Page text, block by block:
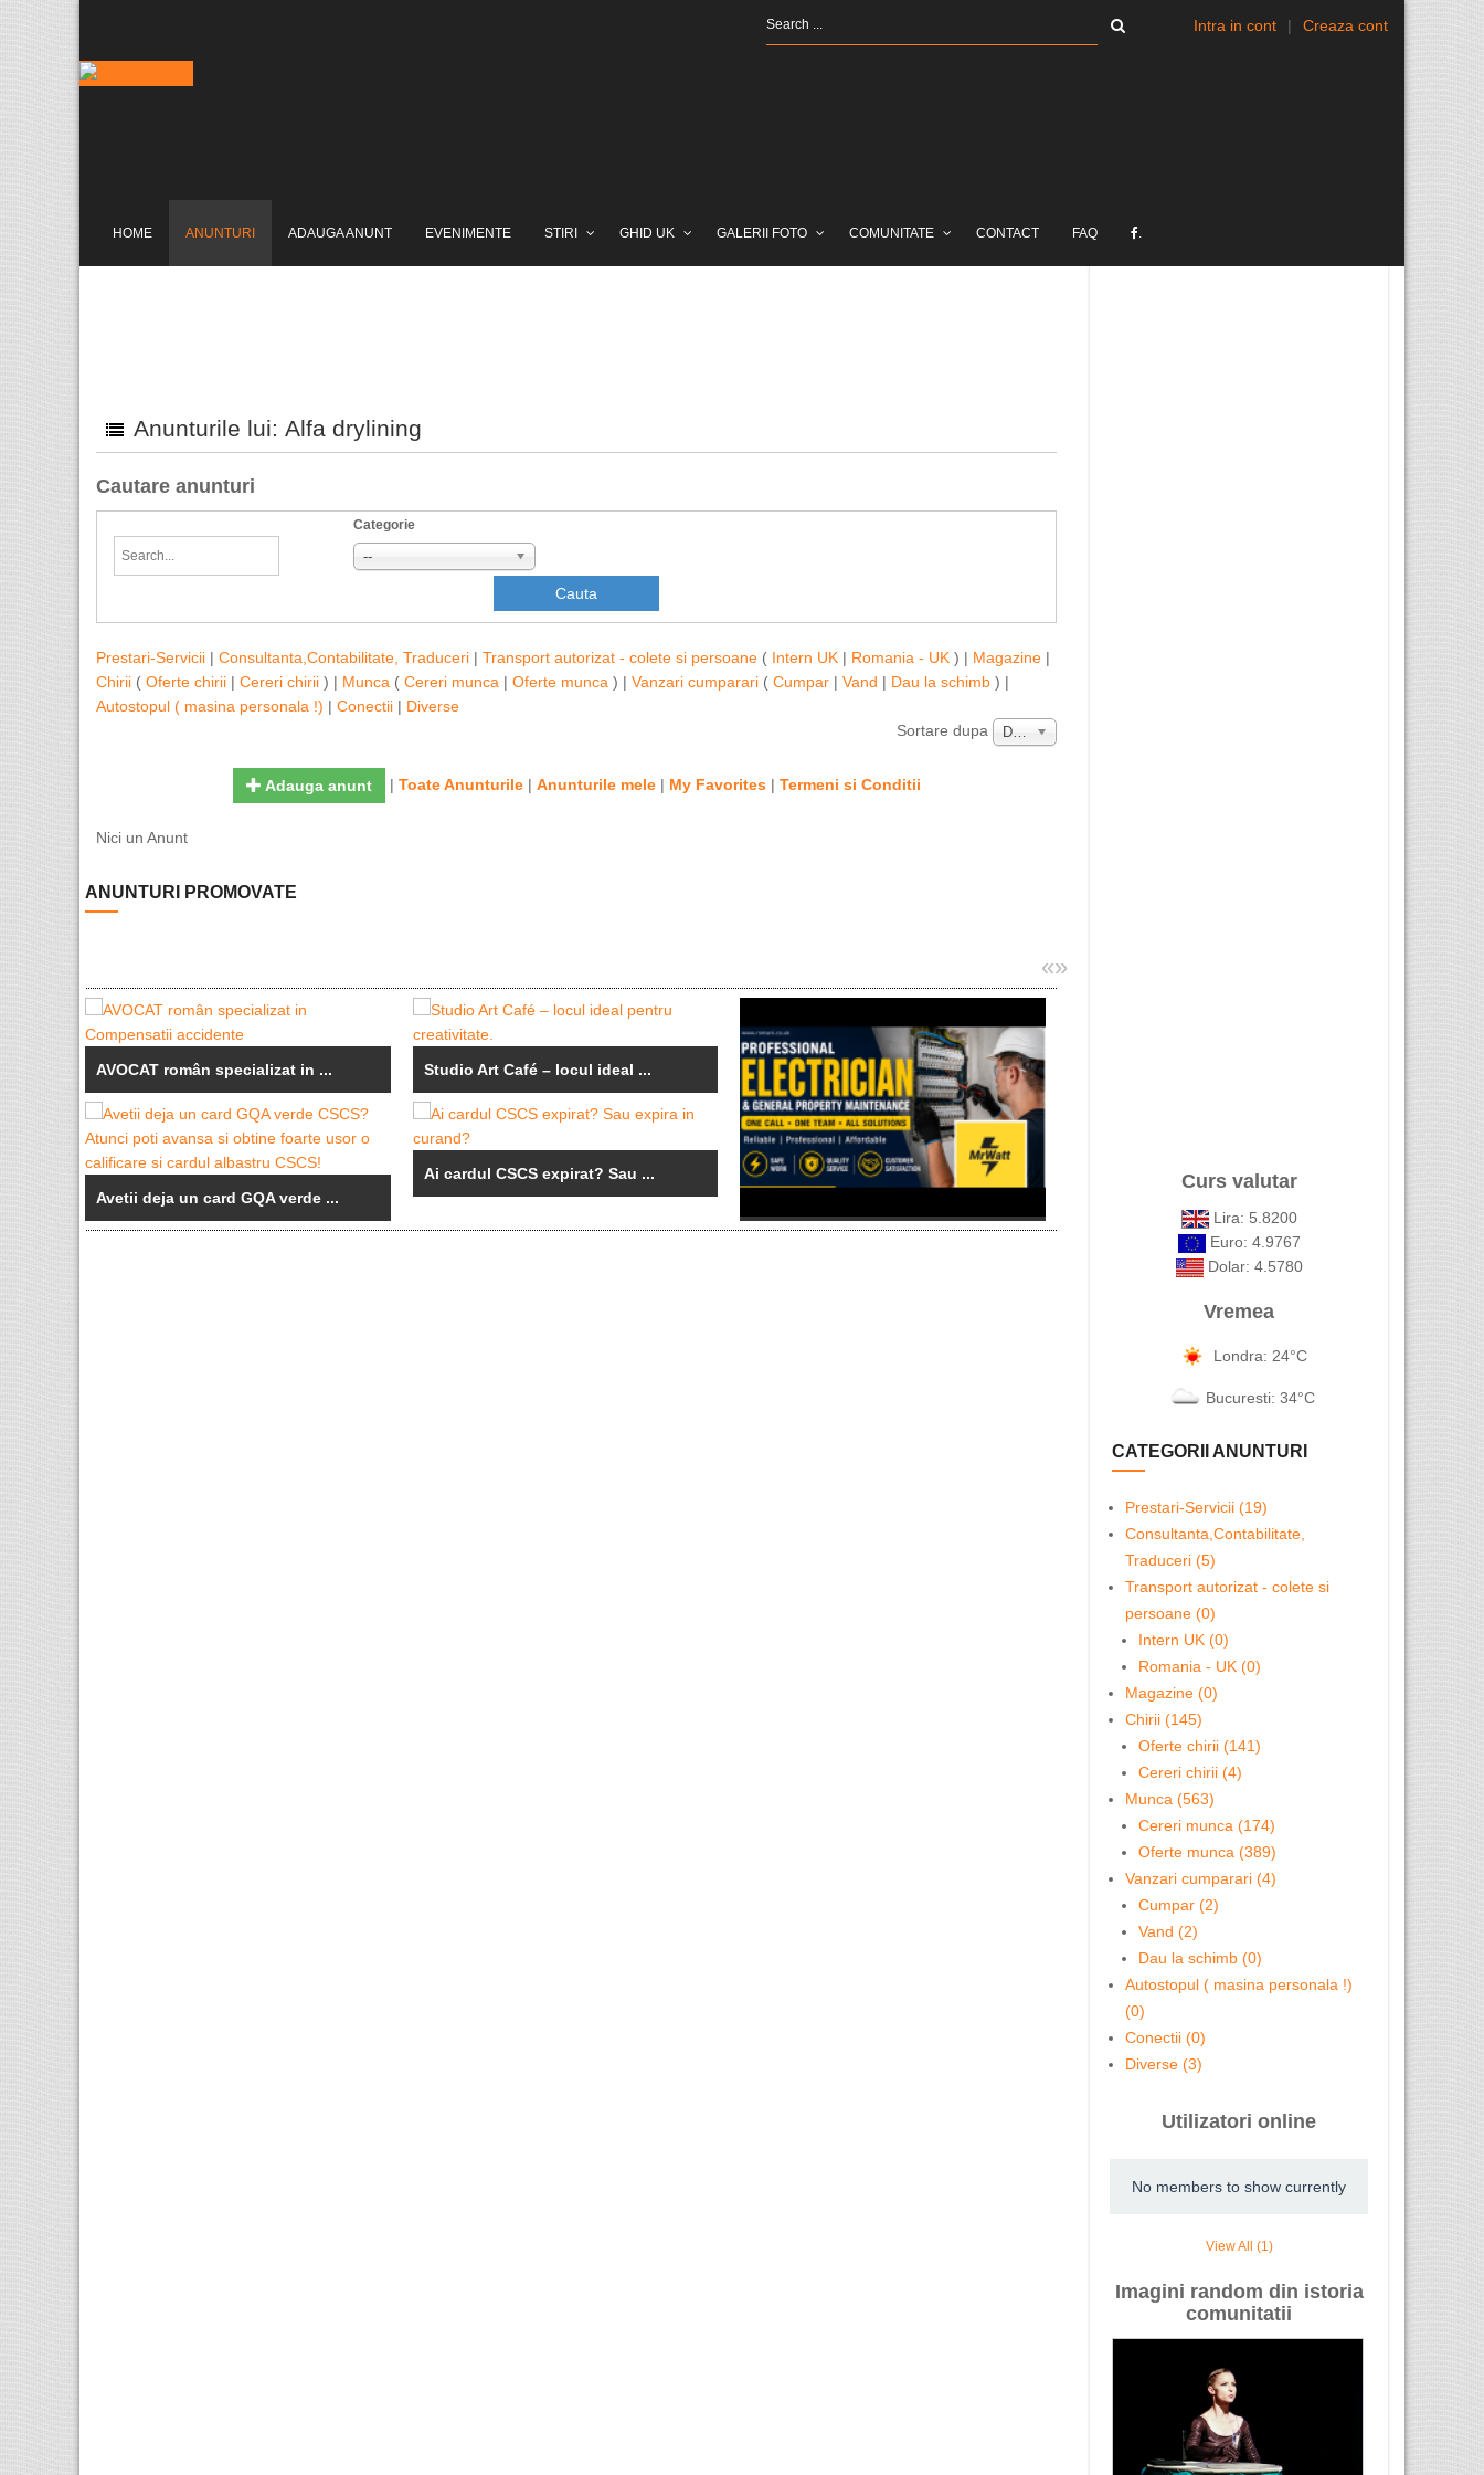
Intra in cont | Creaza cont
HOME ANUNTURI ADAUGA ANUNT EVENIMENTE STIRI GHID UK GALERII FOTO COMUNITATE CONTACT FAQ .
Anunturile lui: Alfa drylining
Cautare anunturi
Categorie
--
Prestari-Servicii | Consultanta,Contabilitate, Traduceri | Transport autorizat - colete si persoane ( Intern UK | Romania - UK ) | Magazine |
Chirii ( Oferte chirii | Cereri chirii ) | Munca ( Cereri munca | Oferte munca ) | Vanzari cumparari ( Cumpar | Vand | Dau la schimb ) |
Autostopul ( masina personala !) | Conectii | Diverse
Sortare dupa
Data
Adauga anunt | Toate Anunturile| Anunturile mele| My Favorites| Termeni si Conditii
Nici un Anunt
ANUNTURI PROMOVATE
«»
AVOCAT român specializat in ...
Avetii deja un card GQA verde ...
Studio Art Café – locul ideal ...
Ai cardul CSCS expirat? Sau ... APOSTILA DE LA HAGA SI ...
Curs valutar
Lira: 5.8200
Euro: 4.9767
Dolar: 4.5780
Vremea
Londra: 24°C
Bucuresti: 34°C
CATEGORII ANUNTURI
Prestari-Servicii (19)
Consultanta,Contabilitate,
Traduceri (5)
Transport autorizat - colete si
persoane (0)
Intern UK (0)
Romania - UK (0)
Magazine (0)
Chirii (145)
Oferte chirii (141)
Cereri chirii (4)
Munca (563)
Cereri munca (174)
Oferte munca (389)
Vanzari cumparari (4)
Cumpar (2)
Vand (2)
Dau la schimb (0)
Autostopul ( masina personala !)
(0)
Conectii (0)
Diverse (3)
Utilizatori online
No members to show currently
View All (1)
Imagini random din istoria
comunitatii